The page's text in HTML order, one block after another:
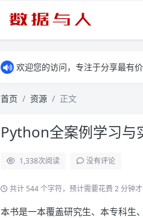
欢迎您的访问，专注于分享最有
首页 资源 正文
Python全案例学习与
1,338次阅读 没有评论
共计 544 个字符，预计需要花费 2 分钟才
本书是一本覆盖研究生、本专科生